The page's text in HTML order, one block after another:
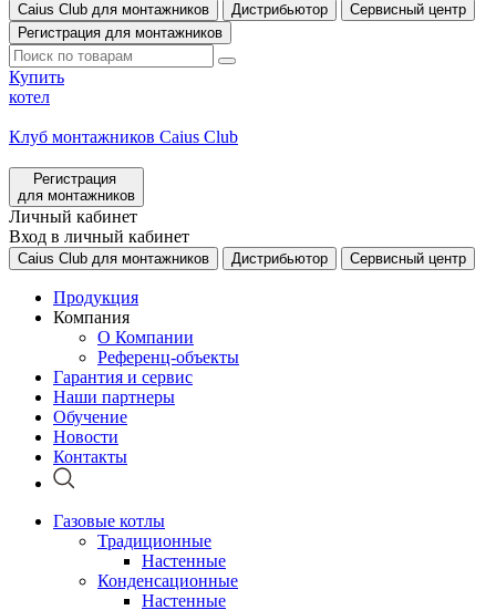
Caius Club для монтажников
Дистрибьютор
Сервисный центр
Регистрация для монтажников
Купить
котел
Клуб монтажников Caius Club
Регистрация
для монтажников
Личный кабинет
Вход в личный кабинет
Caius Club для монтажников Дистрибьютор Сервисный центр
Продукция
Компания
О Компании
Референц-объекты
Гарантия и сервис
Наши партнеры
Обучение
Новости
Контакты
Газовые котлы
Традиционные
Настенные
Конденсационные
Настенные